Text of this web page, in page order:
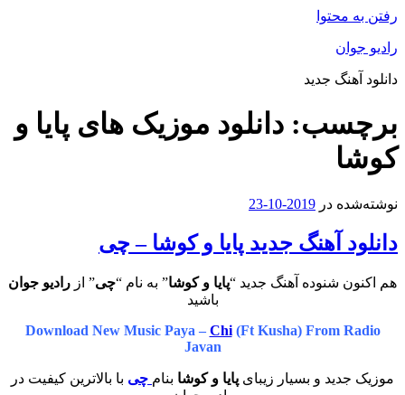
رفتن به محتوا
رادیو جوان
دانلود آهنگ جدید
برچسب: دانلود موزیک های پایا و
کوشا
نوشته‌شده در 2019-10-23
دانلود آهنگ جدید پایا و کوشا – چی
هم اکنون شنوده آهنگ جدید “پایا و کوشا” به نام “چی” از رادیو جوان
باشید
Download New Music Paya – Chi(Ft Kusha) From Radio
Javan
موزیک جدید و بسیار زیبای پایا و کوشا بنام چی با بالاترین کیفیت در